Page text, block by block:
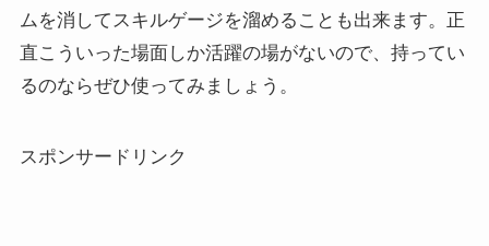
ムを消してスキルゲージを溜めることも出来ます。正
直こういった場面しか活躍の場がないので、持ってい
るのならぜひ使ってみましょう。
スポンサードリンク